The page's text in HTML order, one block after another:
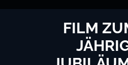
FILM